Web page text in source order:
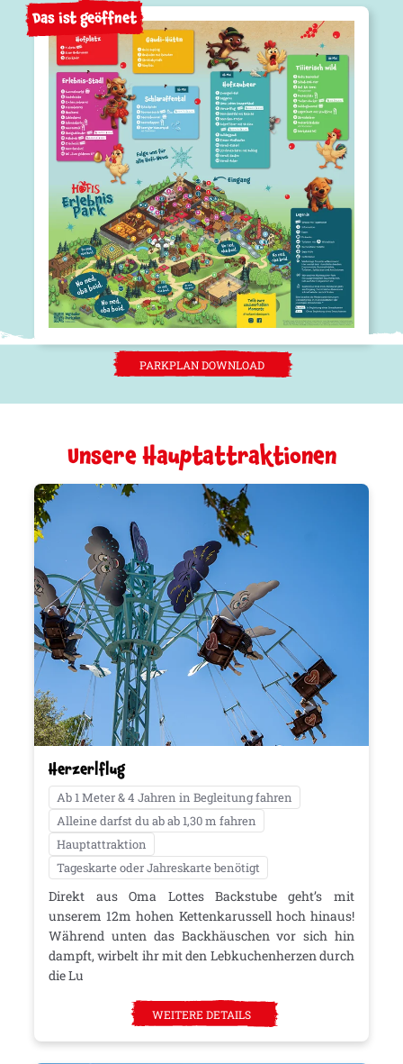
Das ist geöffnet
PARKPLAN DOWNLOAD
Unsere Hauptattraktionen
Herzerlflug
Ab 1 Meter & 4 Jahren in Begleitung fahren
Alleine darfst du ab ab 1,30 m fahren
Hauptattraktion
Tageskarte oder Jahreskarte benötigt
Direkt aus Oma Lottes Backstube geht’s mit
unserem 12m hohen Kettenkarussell hoch hinaus!
Während unten das Backhäuschen vor sich hin
dampft, wirbelt ihr mit den Lebkuchenherzen durch
die Lu
WEITERE DETAILS